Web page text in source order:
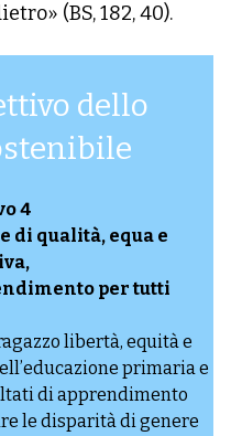
(BS, 182, 40).
dello
4
di qualità, equa e
per tutti
libertà, equità e
primaria e
di apprendimento
le disparità di genere